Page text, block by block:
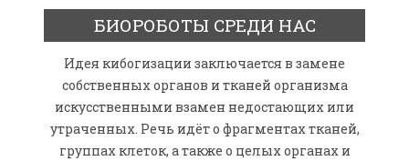
БИОРОБОТЫ СРЕДИ НАС
Идея кибогизации заключается в замене
собственных органов и тканей организма
искусственными взамен недостающих или
утраченных. Речь идёт о фрагментах тканей,
группах клеток, а также о целых органах и